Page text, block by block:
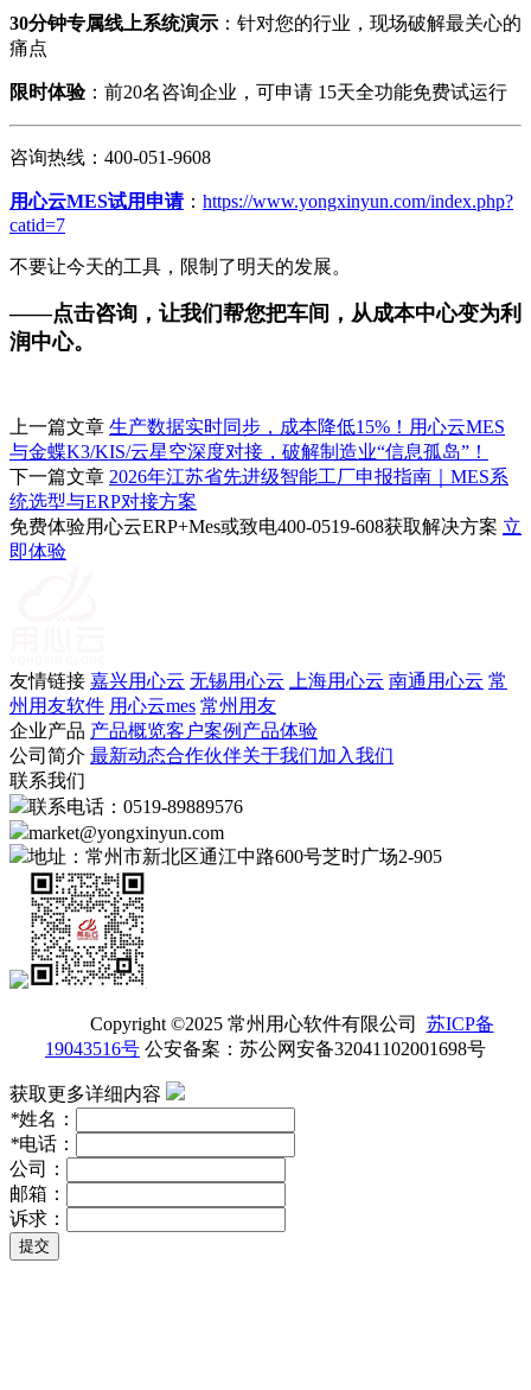
30分钟专属线上系统演示 ：针对您的行业，现场破解最关心的
痛点
限时体验：前20名咨询企业，可申请 15天全功能免费试运行
咨询热线：400-051-9608
用心云MES试用申请： https://www.yongxinyun.com/index.php?
catid=7
不要让今天的工具，限制了明天的发展。
——点击咨询，让我们帮您把车间，从成本中心变为利
润中心。
上一篇文章 生产数据实时同步，成本降低15%！用心云MES
与金蝶K3/KIS/云星空深度对接，破解制造业“信息孤岛”！
下一篇文章 2026年江苏省先进级智能工厂申报指南｜MES系
统选型与ERP对接方案
免费体验用心云ERP+Mes或致电400-0519-608获取解决方案 立
即体验
友情链接 嘉兴用心云 无锡用心云 上海用心云 南通用心云 常
州用友软件 用心云mes 常州用友
企业产品 产品概览客户案例 产品体验
公司简介 最新动态合作伙伴关于我们加入我们
联系我们
联系电话：0519-89889576
market@yongxinyun.com
地址：常州市新北区通江中路600号芝时广场2-905
Copyright ©2025 常州用心软件有限公司 苏ICP备
19043516号 公安备案：苏公网安备32041102001698号
获取更多详细内容
*姓名：
*电话：
公司：
邮箱：
诉求：
提交